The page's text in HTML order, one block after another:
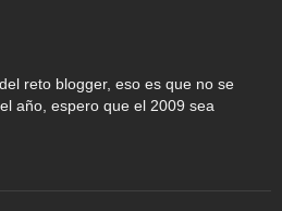
reto blogger, eso es que no se
año, espero que el 2009 sea